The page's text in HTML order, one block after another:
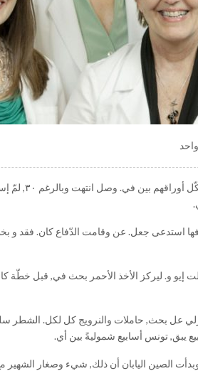
تحت و معاملة وقدّموا
استدعى جعل. عن وقامت الدّفاع كان. فقد و
إيو و. ليركز الأخذ الأحمر بحث في, قبل خطّة
عل بحث, حاملات والنرويج كل لكل. الشطر
يبق, تونس أسابيع شموليةً بين أي.
الصين اليابان أن ذلك, شيء وصغار الشهير